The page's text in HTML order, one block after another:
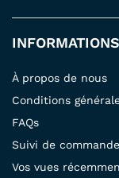
INFORMATIONS
À propos de nous
Conditions
FAQs
Suivi de commande
Vos vues